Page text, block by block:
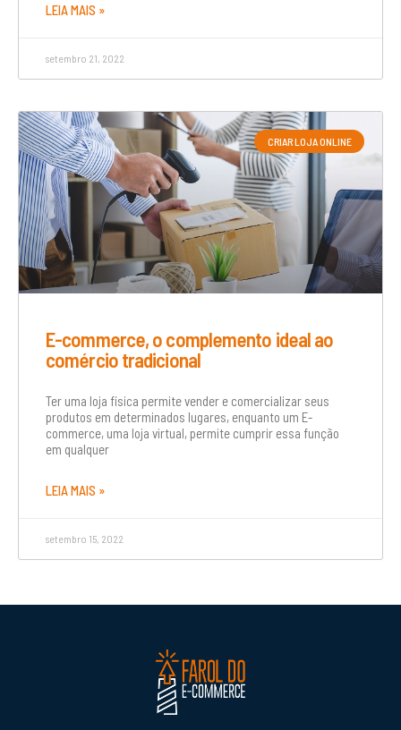
LEIA MAIS »
setembro 21, 2022
CRIAR LOJA ONLINE
E-commerce, o complemento ideal ao
comércio tradicional
Ter uma loja física permite vender e comercializar seus
produtos em determinados lugares, enquanto um E-
commerce, uma loja virtual, permite cumprir essa função
em qualquer
LEIA MAIS »
setembro 15, 2022